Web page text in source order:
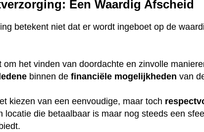
Een Waardig Afscheid
betekent niet dat er wordt ingeboet op de
om het vinden van doordachte en zinvolle
binnen definanciële mogelijkheden van
kiezen van een eenvoudige, maar toch
locatie die betaalbaar is maar nog steeds een